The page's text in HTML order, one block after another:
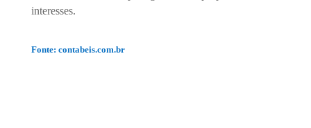
interesses.
Fonte: contabeis.com.br